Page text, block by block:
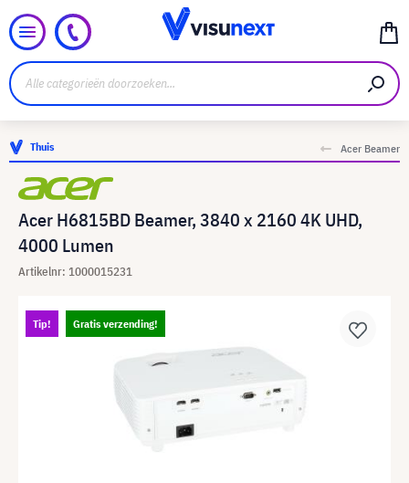
Thuis Acer Beamer
Acer H6815BD Beamer, 3840 x 2160 4K UHD,
4000 Lumen
Artikelnr: 1000015231
Tip! Gratis verzending!